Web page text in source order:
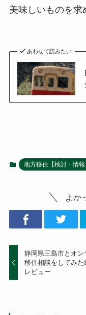
美味しいものを求
あわせて読みたい
地方移住【検討・情報
よか
静岡県三島市とオン
移住相談をしてみた
レビュー